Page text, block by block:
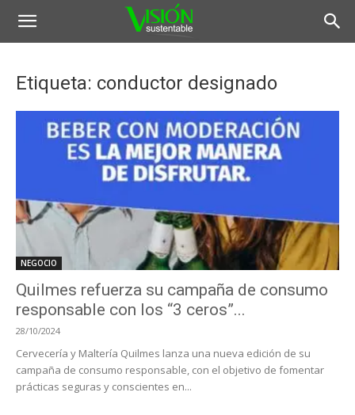
Etiqueta: conductor designado
NEGOCIO
Quilmes refuerza su campaña de consumo
responsable con los “3 ceros”...
28/10/2024
Cervecería y Maltería Quilmes lanza una nueva edición de su
campaña de consumo responsable, con el objetivo de fomentar
prácticas seguras y conscientes en...